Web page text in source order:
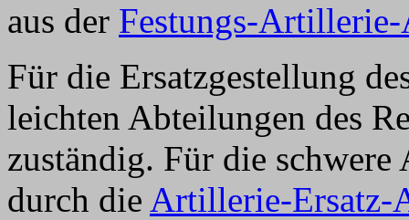
aus der Festungs-
Für die Ersatzgestellung
leichten Abteilungen des
zuständig. Für die
durch die Artillerie-Ersatz-